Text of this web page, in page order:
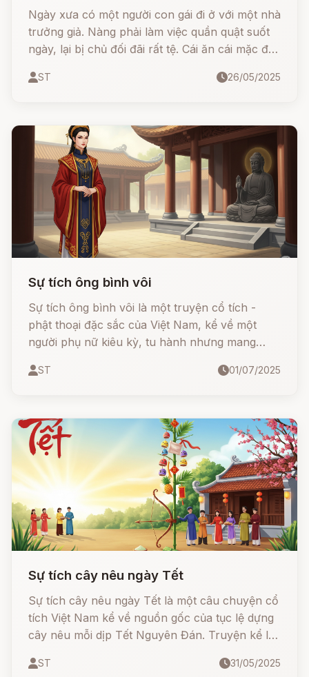
Ngày xưa có một người con gái đi ở với một nhà
trưởng giả. Nàng phải làm việc quần quật suốt
ngày, lại bị chủ đối đãi rất tệ. Cái ăn cái mặc đã
chửi mắng. Vì thế, cô gái tuổi mới đôi mươi mà
linh đình, họ hàng đến ăn uống đông đúc.
Trong khi đó thì cô gái phải đi gánh nước luôn
vai không nghỉ.
ST 26/05/2025
Sự tích ông bình vôi
Sự tích ông bình vôi là một truyện cổ tích -
phật thoại đặc sắc của Việt Nam, kể về một
người phụ nữ kiêu kỳ, tu hành nhưng mang
chiếc bình vôi. Đồng thời truyện cũng có những
Đây là câu chuyện mang đậm màu sắc giáo
dục, răn dạy về nhân quả, lòng từ bi, sự chân
thật và thói kiêu ngạo trong đời sống tu hành
cũng như nhân gian.
ST 01/07/2025
Sự tích cây nêu ngày Tết
Sự tích cây nêu ngày Tết là một câu chuyện cổ
tích Việt Nam kể về nguồn gốc của tục lệ dựng
cây nêu mỗi dịp Tết Nguyên Đán. Truyện kể lại
Phật để Người lấy lại đất đai và bày cách chống
ST 31/05/2025